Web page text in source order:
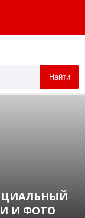
Найти
И ФОТО